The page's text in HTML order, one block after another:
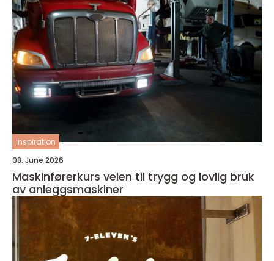
inspiration
08. June 2026
Maskinførerkurs veien til trygg og lovlig bruk
av anleggsmaskiner